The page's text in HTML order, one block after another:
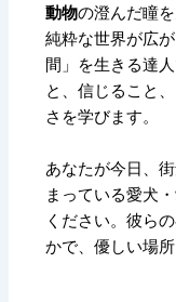
動物の澄んだ瞳
純粋な世界が広
間」を生きる達
と、信じること
さを学びます。
あなたが今日、
まっている愛犬
ください。彼ら
かで、優しい場